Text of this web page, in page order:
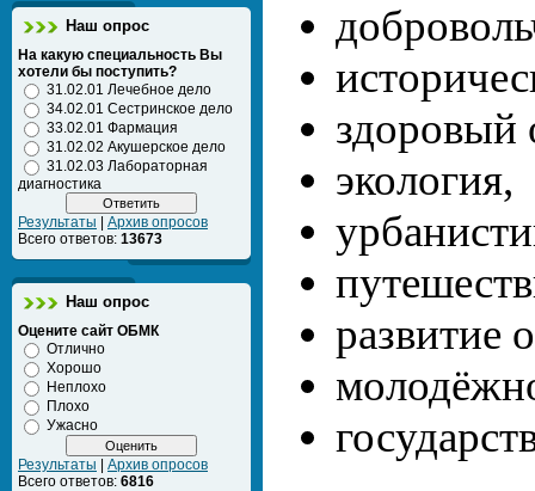
Наш опрос
На какую специальность Вы
хотели бы поступить?
31.02.01 Лечебное дело
34.02.01 Сестринское дело
33.02.01 Фармация
31.02.02 Акушерское дело
31.02.03 Лабораторная
диагностика
Результаты
Архив опросов
Всего ответов: 13673
Наш опрос
Оцените сайт ОБМК
Отлично
Хорошо
Неплохо
Плохо
Ужасно
Результаты
Архив опросов
Всего ответов: 6816
здоровый
экология,
развитие